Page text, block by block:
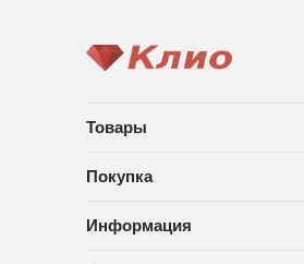
Товары
Покупка
Информация